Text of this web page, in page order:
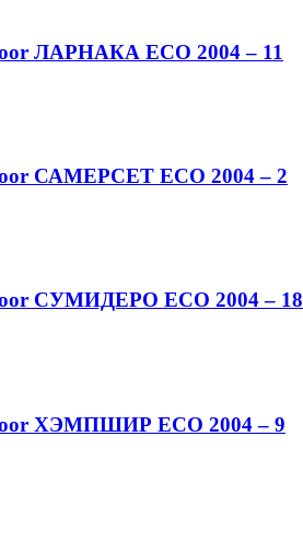
ЛАРНАКА ECO 2004 – 11
САМЕРСЕТ ECO 2004 – 2
СУМИДЕРО ECO 2004 – 18
ХЭМПШИР ECO 2004 – 9